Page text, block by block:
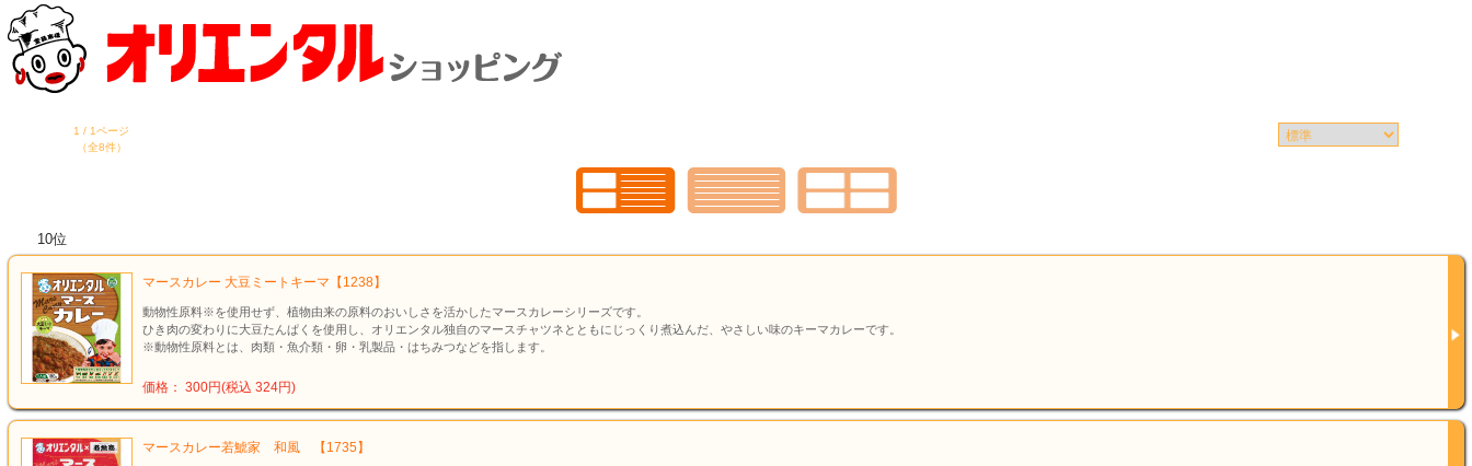
1 / 1ページ
（全8件）
10位
マースカレー 大豆ミートキーマ【1238】
動物性原料※を使用せず、植物由来の原料のおいしさを活かしたマースカレーシリーズです。
ひき肉の変わりに大豆たんぱくを使用し、オリエンタル独自のマースチャツネとともにじっくり煮込んだ、やさしい味のキーマカレーです。
※動物性原料とは、肉類・魚介類・卵・乳製品・はちみつなどを指します。
価格： 300円(税込 324円)
マースカレー若鯱家 和風 【1735】